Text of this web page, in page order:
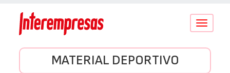
Conmutar
MATERIAL DEPORTIVO